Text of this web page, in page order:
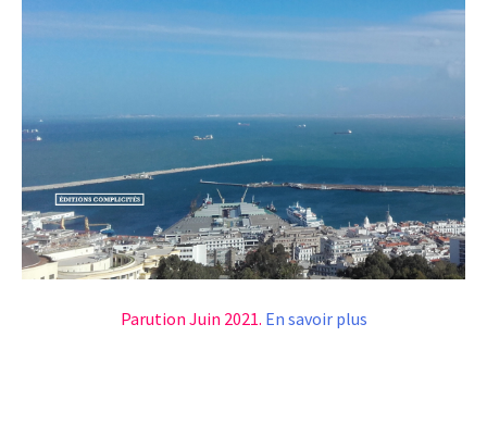
Parution Juin 2021. En savoir plus